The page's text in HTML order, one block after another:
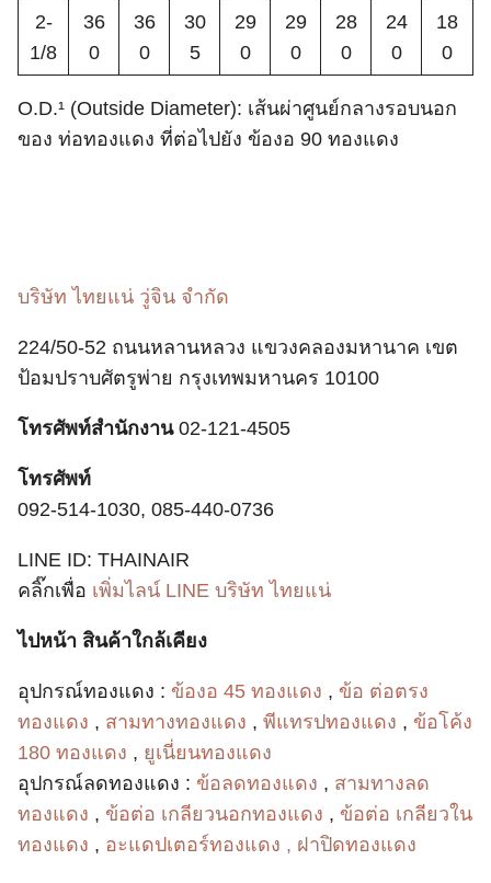
2-
1/8
36
0
36
0
30
5
29
0
29
0
28
0
24
0
18
0
O.D.¹ (Outside Diameter): เส้นผ่าศูนย์กลางรอบนอก
ของ ท่อทองแดง ที่ต่อไปยัง ข้องอ 90 ทองแดง
บริษัท ไทยแน่ วู่จิน จำกัด
224/50-52 ถนนหลานหลวง แขวงคลองมหานาค เขต
ป้อมปราบศัตรูพ่าย กรุงเทพมหานคร 10100
โทรศัพท์สำนักงาน02-121-4505
โทรศัพท์
092-514-1030, 085-440-0736
LINE ID: THAINAIR
คลิ๊กเพื่อ เพิ่มไลน์ LINE บริษัท ไทยแน่
ไปหน้า สินค้าใกล้เคียง
อุปกรณ์ทองแดง : ข้องอ 45 ทองแดง , ข้อ ต่อตรง
ทองแดง , สามทางทองแดง , พีแทรปทองแดง , ข้อโค้ง
180 ทองแดง , ยูเนี่ยนทองแดง
อุปกรณ์ลดทองแดง : ข้อลดทองแดง , สามทางลด
ทองแดง , ข้อต่อ เกลียวนอกทองแดง , ข้อต่อ เกลียวใน
ทองแดง , อะแดปเตอร์ทองแดง , ฝาปิดทองแดง